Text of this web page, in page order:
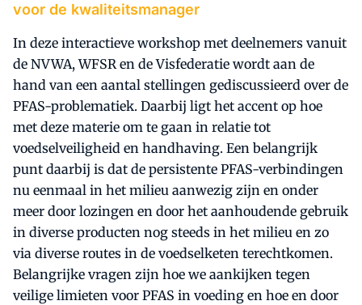
voor de kwaliteitsmanager
In deze interactieve workshop met deelnemers vanuit
de NVWA, WFSR en de Visfederatie wordt aan de
hand van een aantal stellingen gediscussieerd over de
PFAS-problematiek. Daarbij ligt het accent op hoe
met deze materie om te gaan in relatie tot
voedselveiligheid en handhaving. Een belangrijk
punt daarbij is dat de persistente PFAS-verbindingen
nu eenmaal in het milieu aanwezig zijn en onder
meer door lozingen en door het aanhoudende gebruik
in diverse producten nog steeds in het milieu en zo
via diverse routes in de voedselketen terechtkomen.
Belangrijke vragen zijn hoe we aankijken tegen
veilige limieten voor PFAS in voeding en hoe en door